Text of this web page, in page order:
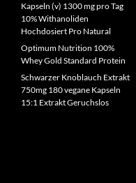
Kapseln (v) 1300 mg pro Tag
10% Withanoliden
Hochdosiert Pro Natural
Optimum Nutrition 100%
Whey Gold Standard Protein
Schwarzer Knoblauch Extrakt
750mg 180 vegane Kapseln
15:1 Extrakt Geruchslos